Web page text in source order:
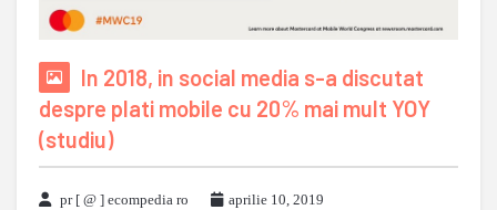
In 2018, in social media s-a discutat
despre plati mobile cu 20% mai mult YOY
(studiu)
pr [ @ ] ecompedia ro
aprilie 10, 2019